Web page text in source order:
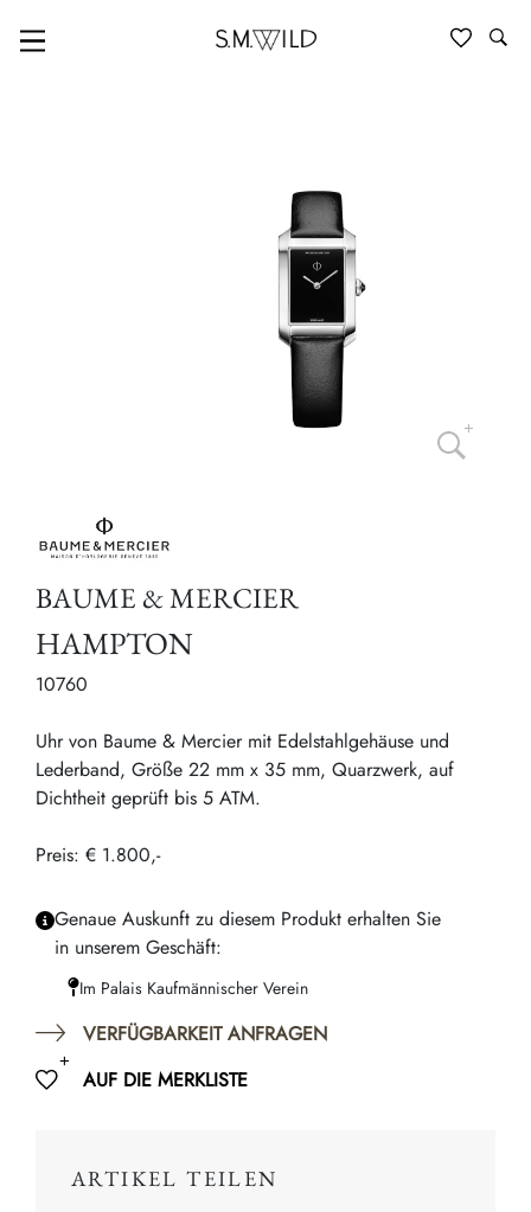
BAUME & MERCIER
HAMPTON
10760
Uhr von Baume & Mercier mit Edelstahlgehäuse und
Lederband, Größe 22 mm x 35 mm, Quarzwerk, auf
Dichtheit geprüft bis 5 ATM.
Preis: € 1.800,-
Genaue Auskunft zu diesem Produkt erhalten Sie
in unserem Geschäft:
Im Palais Kaufmännischer Verein
VERFÜGBARKEIT ANFRAGEN
AUF DIE MERKLISTE
ARTIKEL TEILEN